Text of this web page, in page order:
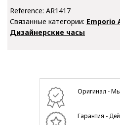
Reference: AR1417
Связанные категории: Emporio
Дизайнерские часы
Оригинал -
Гарантия -